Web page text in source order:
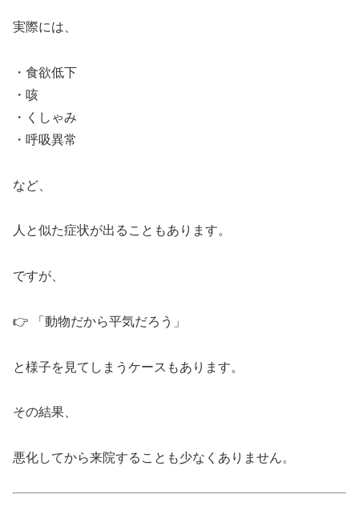
実際には、
・食欲低下
・咳
・くしゃみ
・呼吸異常
など、
人と似た症状が出ることもあります。
ですが、
👉 「動物だから平気だろう」
と様子を見てしまうケースもあります。
その結果、
悪化してから来院することも少なくありません。